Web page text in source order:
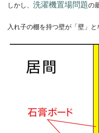
しかし、 洗濯機置場問題の
入れ子の棚を持つ壁が「壁」と